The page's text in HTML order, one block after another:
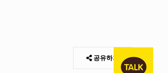
공유하기